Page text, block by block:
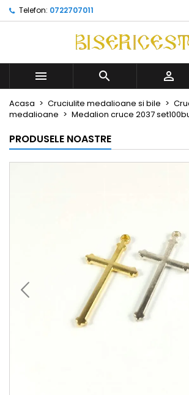
Telefon: 0722707011
  
Acasa Cruciulite medalioane si bile
medalioane
Medalion cruce 2037
PRODUSELE NOASTRE